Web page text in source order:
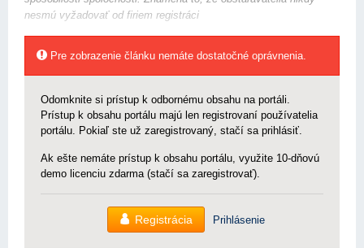
nesmú vyžadovať od firiem registráci
Pre zobrazenie článku nemáte dostatočné oprávnenia.
Odomknite si prístup k odbornému obsahu na portáli.
Prístup k obsahu portálu majú len registrovaní používatelia
portálu. Pokiaľ ste už zaregistrovaný, stačí sa prihlásiť.
Ak ešte nemáte prístup k obsahu portálu, využite 10-dňovú
demo licenciu zdarma (stačí sa zaregistrovať).
Registrácia Prihlásenie